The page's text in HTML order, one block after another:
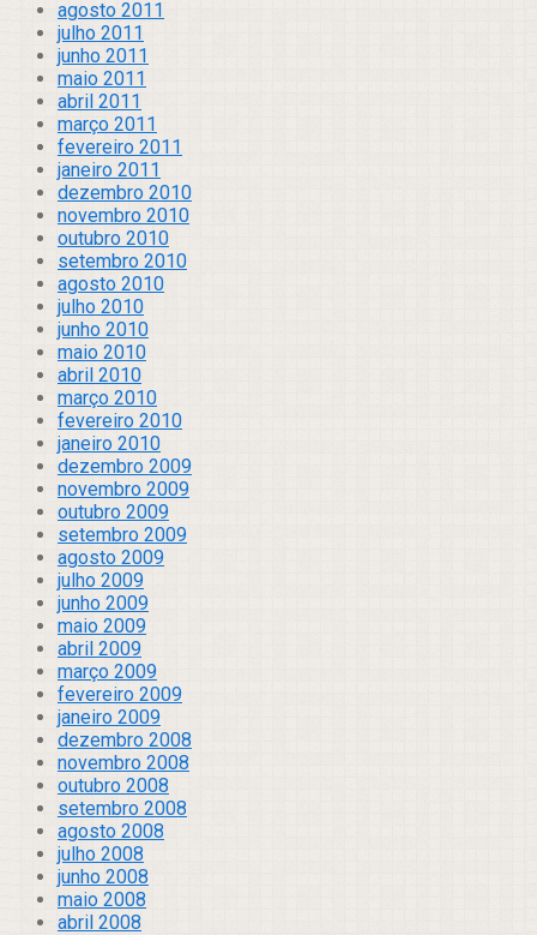
agosto 2011
julho 2011
junho 2011
maio 2011
abril 2011
março 2011
fevereiro 2011
janeiro 2011
dezembro 2010
novembro 2010
outubro 2010
setembro 2010
agosto 2010
julho 2010
junho 2010
maio 2010
abril 2010
março 2010
fevereiro 2010
janeiro 2010
dezembro 2009
novembro 2009
outubro 2009
setembro 2009
agosto 2009
julho 2009
junho 2009
maio 2009
abril 2009
março 2009
fevereiro 2009
janeiro 2009
dezembro 2008
novembro 2008
outubro 2008
setembro 2008
agosto 2008
julho 2008
junho 2008
maio 2008
abril 2008